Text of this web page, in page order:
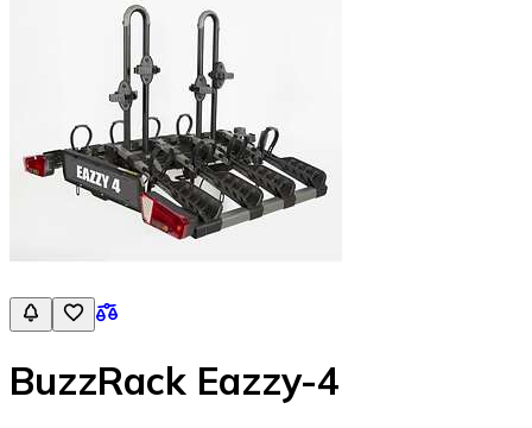
BuzzRack Eazzy-4